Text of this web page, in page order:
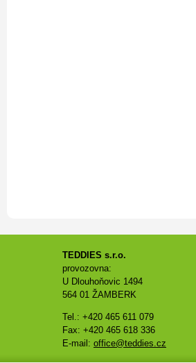
TEDDIES s.r.o.
provozovna:
U Dlouhoňovic 1494
564 01 ŽAMBERK
Tel.: +420 465 611 079
Fax: +420 465 618 336
E-mail: office@teddies.cz